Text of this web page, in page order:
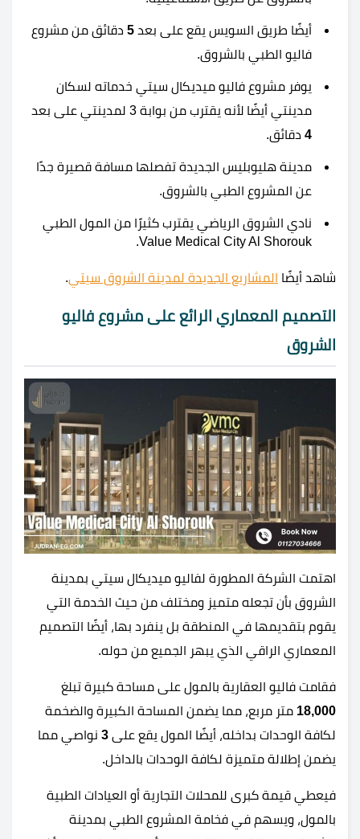
أيضًا طريق السويس يقع على بعد 5 دقائق من مشروع
فاليو الطبي بالشروق.
يوفر مشروع فاليو ميديكال سيتي خدماته لسكان
مدينتي أيضًا لأنه يقترب من بوابة 3 لمدينتي على بعد
4 دقائق.
مدينة هليوبليس الجديدة تفصلها مسافة قصيرة جدًا
عن المشروع الطبي بالشروق.
نادي الشروق الرياضي يقترب كثيرًا من المول الطبي
Value Medical City Al Shorouk.
شاهد أيضًا المشاريع الجديدة لمدينة الشروق سيتي.
التصميم المعماري الرائع على مشروع فاليو
الشروق
اهتمت الشركة المطورة لفاليو ميديكال سيتي بمدينة
الشروق بأن تجعله متميز ومختلف من حيث الخدمة التي
يقوم بتقديمها في المنطقة بل ينفرد بها، أيضًا التصميم
المعماري الراقي الذي يبهر الجميع من حوله.
فقامت فاليو العقارية بالمول على مساحة كبيرة تبلغ
18,000 متر مربع، مما يضمن المساحة الكبيرة والضخمة
لكافة الوحدات بداخله، أيضًا المول يقع على 3 نواصي مما
يضمن إطلالة متميزة لكافة الوحدات بالداخل.
فيعطي قيمة كبرى للمحلات التجارية أو العيادات الطبية
بالمول، ويسهم في فخامة المشروع الطبي بمدينة